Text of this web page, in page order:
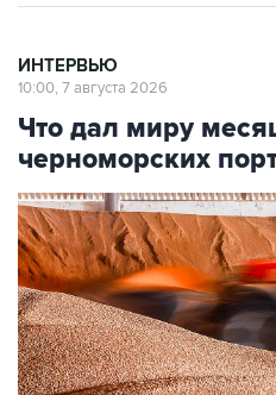
ИНТЕРВЬЮ
10:00, 7 августа 2026
Что дал миру
черноморских